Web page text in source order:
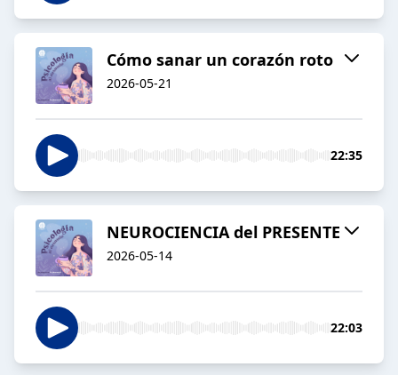
Cómo sanar un corazón roto
2026-05-21
22:35
NEUROCIENCIA del PRESENTE
2026-05-14
22:03